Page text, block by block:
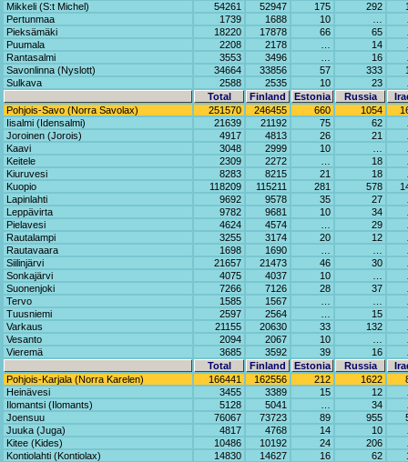
Mikkeli (S:t Michel)
54261 52947 175 292
Pertunmaa
1739 1688 10
Pieksämäki
18220 17878 66 65
Puumala
2208 2178 14
Rantasalmi
3553 3496 16
Savonlinna (Nyslott)
34664 33856 57 333
Sulkava
2588 2535 10 23
Total
Finland Estonia Russia
Pohjois-Savo (Norra Savolax)
251570 246455 660 1054
Iisalmi (Idensalmi)
21639 21192 75 62
Joroinen (Jorois)
4917 4813 26 21
Kaavi
3048 2999 10
Keitele
2309 2272 18
Kiuruvesi
8283 8215 21 18
Kuopio
118209 115211 281 578
Lapinlahti
9692 9578 35 27
Leppävirta
9782 9681 10 34
Pielavesi
4624 4574 29
Rautalampi
3255 3174 20 12
Rautavaara
1698 1690
Siilinjärvi
21657 21473 46 30
Sonkajärvi
4075 4037 10
Suonenjoki
7266 7126 28 37
Tervo
1585 1567
Tuusniemi
2597 2564 15
Varkaus
21155 20630 33 132
Vesanto
2094 2067 10
Vieremä
3685 3592 39 16
Total
Finland Estonia Russia
Pohjois-Karjala (Norra Karelen)
166441 162556 212 1622
Heinävesi
3455 3389 15 12
Ilomantsi (Ilomants)
5128 5041 34
Joensuu
76067 73723 89 955
Juuka (Juga)
4817 4768 14 10
Kitee (Kides)
10486 10192 24 206
Kontiolahti (Kontiolax)
14830 14627 16 62